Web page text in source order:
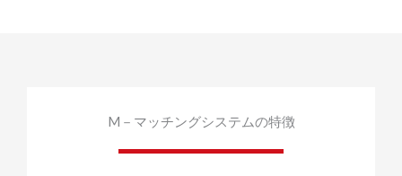
M－マッチングシステムの特徴